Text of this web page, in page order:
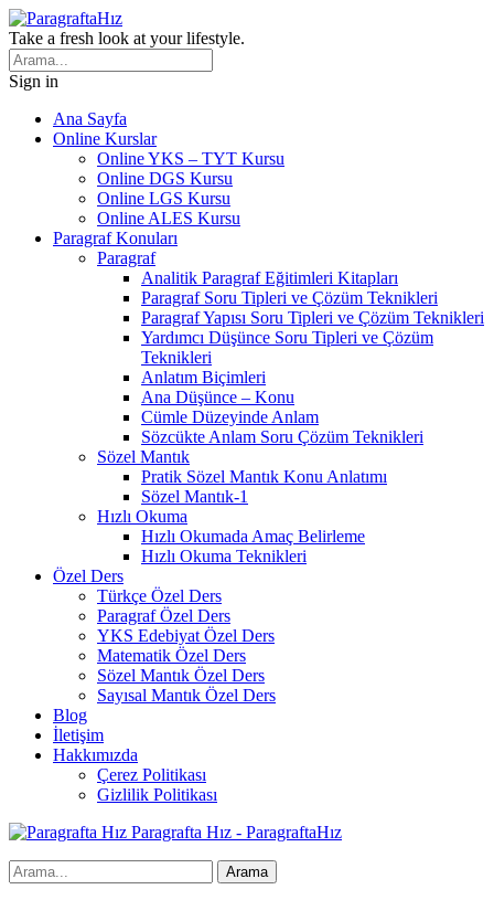
Take a fresh look at your lifestyle.
Sign in
Ana Sayfa
Online Kurslar
Online YKS – TYT Kursu
Online DGS Kursu
Online LGS Kursu
Online ALES Kursu
Paragraf Konuları
Paragraf
Analitik Paragraf Eğitimleri Kitapları
Paragraf Soru Tipleri ve Çözüm Teknikleri
Paragraf Yapısı Soru Tipleri ve Çözüm Teknikleri
Yardımcı Düşünce Soru Tipleri ve Çözüm
Teknikleri
Anlatım Biçimleri
Ana Düşünce – Konu
Cümle Düzeyinde Anlam
Sözcükte Anlam Soru Çözüm Teknikleri
Sözel Mantık
Pratik Sözel Mantık Konu Anlatımı
Sözel Mantık-1
Hızlı Okuma
Hızlı Okumada Amaç Belirleme
Hızlı Okuma Teknikleri
Özel Ders
Türkçe Özel Ders
Paragraf Özel Ders
YKS Edebiyat Özel Ders
Matematik Özel Ders
Sözel Mantık Özel Ders
Sayısal Mantık Özel Ders
Blog
İletişim
Hakkımızda
Çerez Politikası
Gizlilik Politikası
Paragrafta Hız - ParagraftaHız